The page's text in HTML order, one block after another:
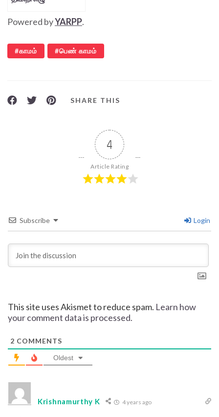
Powered byYARPP.
காமம் பெண் காமம்
SHARE THIS
4
Article Rating
Subscribe Login
This site uses Akismet to reduce spam. Learn how
your comment data is processed.
2 COMMENTS
Oldest
Krishnamurthy K 4 years ago